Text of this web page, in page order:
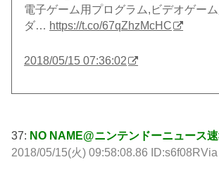
電子ゲーム用プログラム,ビデオゲー
ダ… https://t.co/67qZhzMcHC
2018/05/15 07:36:02
37: NO NAME@ニンテンドーニュース
2018/05/15(火) 09:58:08.86 ID:s6f08RVia